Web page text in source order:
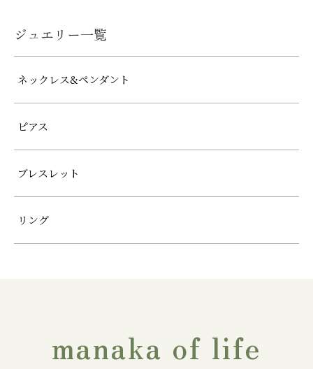
ジュエリー一覧
ネックレス&ペンダント
ピアス
ブレスレット
リング
manaka of life